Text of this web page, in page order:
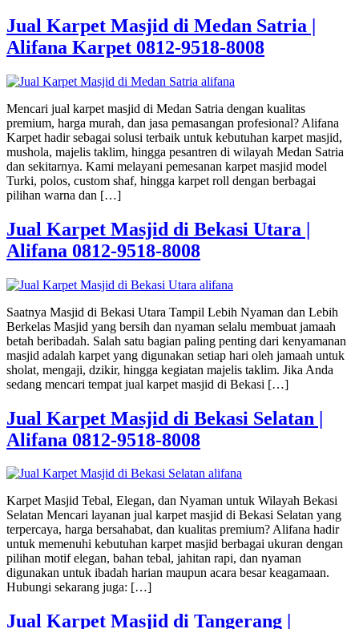
Jual Karpet Masjid di Medan Satria |
Alifana Karpet 0812-9518-8008
Mencari jual karpet masjid di Medan Satria dengan kualitas
premium, harga murah, dan jasa pemasangan profesional? Alifana
Karpet hadir sebagai solusi terbaik untuk kebutuhan karpet masjid,
mushola, majelis taklim, hingga pesantren di wilayah Medan Satria
dan sekitarnya. Kami melayani pemesanan karpet masjid model
Turki, polos, custom shaf, hingga karpet roll dengan berbagai
pilihan warna dan […]
Jual Karpet Masjid di Bekasi Utara |
Alifana 0812-9518-8008
Saatnya Masjid di Bekasi Utara Tampil Lebih Nyaman dan Lebih
Berkelas Masjid yang bersih dan nyaman selalu membuat jamaah
betah beribadah. Salah satu bagian paling penting dari kenyamanan
masjid adalah karpet yang digunakan setiap hari oleh jamaah untuk
sholat, mengaji, dzikir, hingga kegiatan majelis taklim. Jika Anda
sedang mencari tempat jual karpet masjid di Bekasi […]
Jual Karpet Masjid di Bekasi Selatan |
Alifana 0812-9518-8008
Karpet Masjid Tebal, Elegan, dan Nyaman untuk Wilayah Bekasi
Selatan Mencari layanan jual karpet masjid di Bekasi Selatan yang
terpercaya, harga bersahabat, dan kualitas premium? Alifana hadir
untuk memenuhi kebutuhan karpet masjid berbagai ukuran dengan
pilihan motif elegan, bahan tebal, jahitan rapi, dan nyaman
digunakan untuk ibadah harian maupun acara besar keagamaan.
Hubungi sekarang juga: […]
Jual Karpet Masjid di Tangerang |